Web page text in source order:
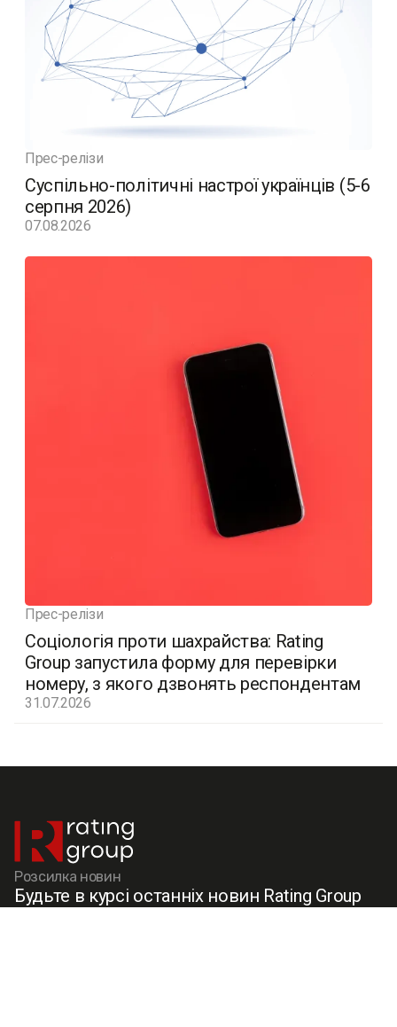
Прес-релізи
Суспільно-політичні настрої українців (5-6
серпня 2026)
07.08.2026
Прес-релізи
Соціологія проти шахрайства: Rating
Group запустила форму для перевірки
номеру, з якого дзвонять респондентам
31.07.2026
Розсилка новин
Будьте в курсі останніх новин Rating Group